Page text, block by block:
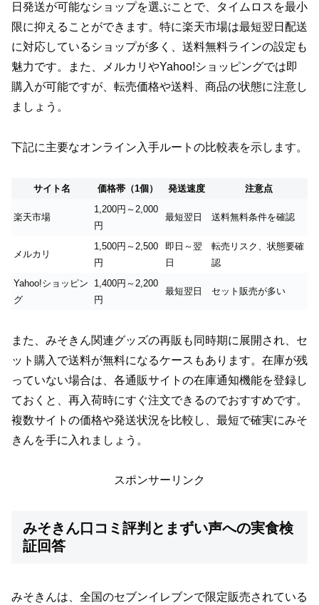
日発送が可能なショップを選ぶことで、タイムロスを最小
限に抑えることができます。特に楽天市場は最短翌日配送
に対応しているショップが多く、送料無料ラインの設定も
魅力です。また、メルカリやYahoo!ショッピングでは即
購入が可能ですが、転売価格や送料、商品の状態に注意し
ましょう。
下記に主要なオンライン入手ルートの比較表を示します。
サイト名 価格帯（1個） 発送速度 注意点
楽天市場
1,200円～2,000
円
最短翌日 送料無料条件を確認
メルカリ
1,500円～2,500
円
即日～翌
日
転売リスク、状態要確
認
Yahoo!ショッピン
グ
1,400円～2,200
円
最短翌日 セット販売が多い
また、みそきん関連グッズの再販も同時期に展開され、セ
ット購入で送料が無料になるケースもあります。在庫が残
っていない場合は、各通販サイトの在庫通知機能を登録し
ておくと、再入荷時にすぐ注文できるのでおすすめです。
複数サイトの価格や発送状況を比較し、最短で確実にみそ
きんを手に入れましょう。
スポンサーリンク
みそきん口コミ評判とまずい声への実食検
証回答
みそきんは、全国のセブンイレブンで限定販売されている